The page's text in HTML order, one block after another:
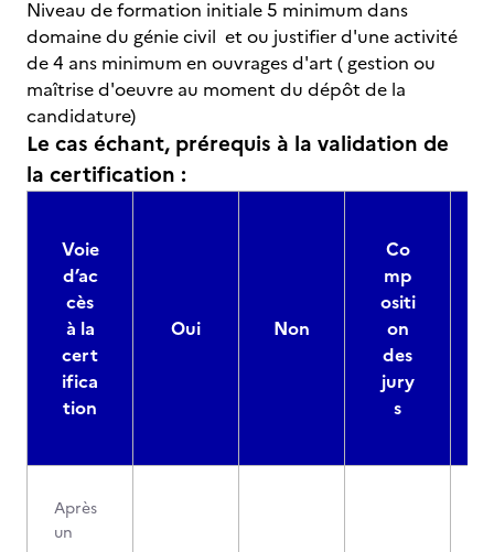
Niveau de formation initiale 5 minimum dans
domaine du génie civil et ou justifier d'une activité
de 4 ans minimum en ouvrages d'art ( gestion ou
maîtrise d'oeuvre au moment du dépôt de la
candidature)
Le cas échant, prérequis à la validation de
la certification :
Voie
d’ac
cès
à la
cert
ifica
tion
Oui Non
Co
mp
ositi
on
des
jury
s
Après
un